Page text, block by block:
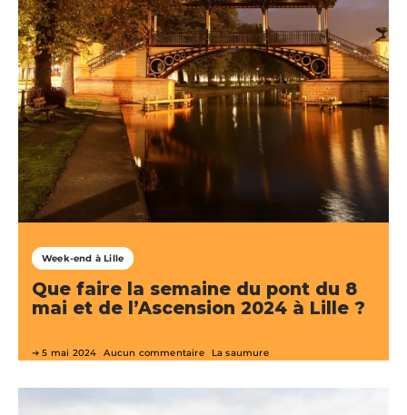
Week-end à Lille
Que faire la semaine du pont du 8
mai et de l’Ascension 2024 à Lille ?
5 mai 2024 Aucun commentaire La saumure